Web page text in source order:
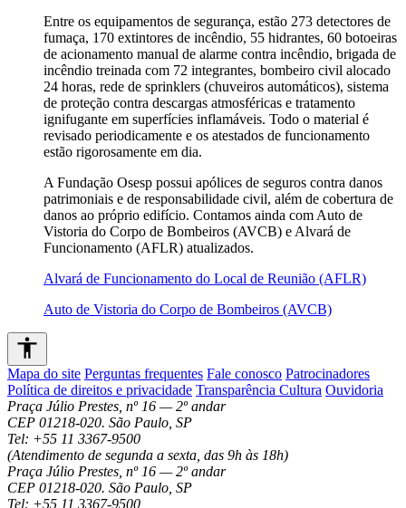
Entre os equipamentos de segurança, estão 273 detectores de
fumaça, 170 extintores de incêndio, 55 hidrantes, 60 botoeiras
de acionamento manual de alarme contra incêndio, brigada de
incêndio treinada com 72 integrantes, bombeiro civil alocado
24 horas, rede de sprinklers (chuveiros automáticos), sistema
de proteção contra descargas atmosféricas e tratamento
ignifugante em superfícies inflamáveis. Todo o material é
revisado periodicamente e os atestados de funcionamento
estão rigorosamente em dia.
A Fundação Osesp possui apólices de seguros contra danos
patrimoniais e de responsabilidade civil, além de cobertura de
danos ao próprio edifício. Contamos ainda com Auto de
Vistoria do Corpo de Bombeiros (AVCB) e Alvará de
Funcionamento (AFLR) atualizados.
Alvará de Funcionamento do Local de Reunião (AFLR)
Auto de Vistoria do Corpo de Bombeiros (AVCB)
Mapa do site Perguntas frequentes Fale conosco Patrocinadores
Política de direitos e privacidade Transparência Cultura Ouvidoria
Praça Júlio Prestes, nº 16 — 2º andar
CEP 01218-020. São Paulo, SP
Tel: +55 11 3367-9500
(Atendimento de segunda a sexta, das 9h às 18h)
Praça Júlio Prestes, nº 16 — 2º andar
CEP 01218-020. São Paulo, SP
Tel: +55 11 3367-9500